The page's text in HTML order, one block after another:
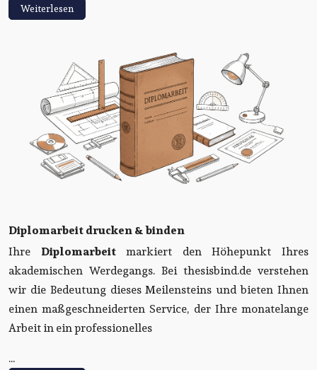
Weiterlesen
Diplomarbeit drucken & binden
Ihre Diplomarbeitmarkiert den Höhepunkt Ihres
akademischen Werdegangs. Bei thesisbind.de verstehen
wir die Bedeutung dieses Meilensteins und bieten Ihnen
einen maßgeschneiderten Service, der Ihre monatelange
Arbeit in ein professionelles
...